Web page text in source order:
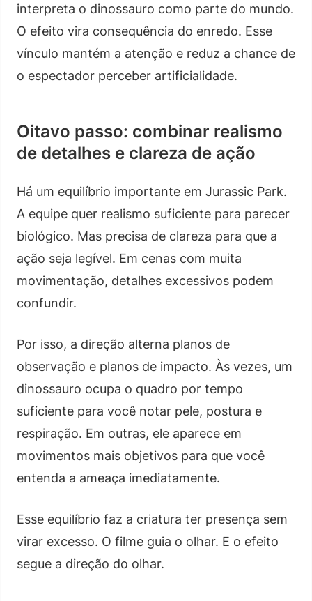
interpreta o dinossauro como parte do mundo.
O efeito vira consequência do enredo. Esse
vínculo mantém a atenção e reduz a chance de
o espectador perceber artificialidade.
Oitavo passo: combinar realismo
de detalhes e clareza de ação
Há um equilíbrio importante em Jurassic Park.
A equipe quer realismo suficiente para parecer
biológico. Mas precisa de clareza para que a
ação seja legível. Em cenas com muita
movimentação, detalhes excessivos podem
confundir.
Por isso, a direção alterna planos de
observação e planos de impacto. Às vezes, um
dinossauro ocupa o quadro por tempo
suficiente para você notar pele, postura e
respiração. Em outras, ele aparece em
movimentos mais objetivos para que você
entenda a ameaça imediatamente.
Esse equilíbrio faz a criatura ter presença sem
virar excesso. O filme guia o olhar. E o efeito
segue a direção do olhar.